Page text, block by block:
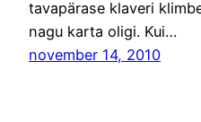
tavapärase klaveri
nagu karta oligi. Kui…
november 14, 2010